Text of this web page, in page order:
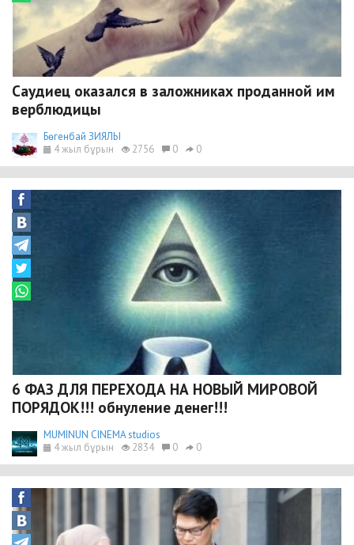
Саудиец оказался в заложниках проданной им
верблюдицы
Бөгенбай ЗИЯЛЫ
4 жыл бұрын
2756 0 0
6 ФАЗ ДЛЯ ПЕРЕХОДА НА НОВЫЙ МИРОВОЙ
ПОРЯДОК!!! обнуление денег!!!
MUMINUN CINEMA studios
4 жыл бұрын
2834 0 0